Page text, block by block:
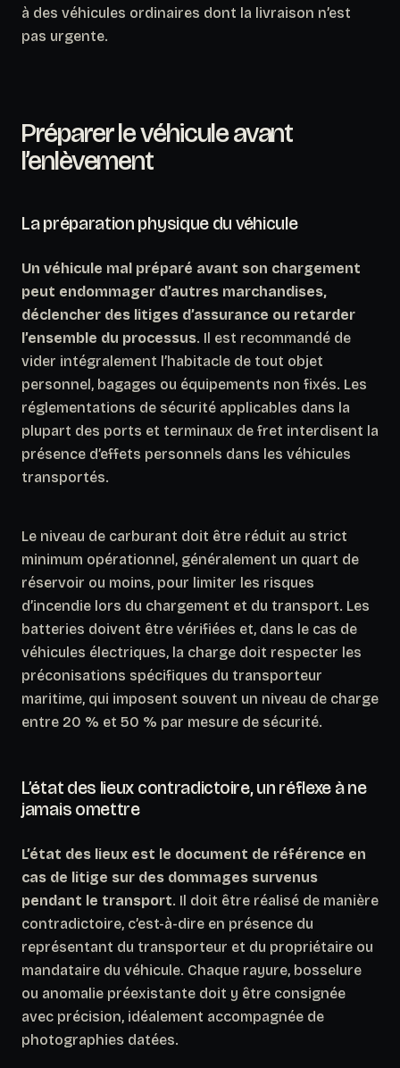
à des véhicules ordinaires dont la livraison n’est
pas urgente.
Préparer le véhicule avant
l’enlèvement
La préparation physique du véhicule
Un véhicule mal préparé avant son chargement
peut endommager d’autres marchandises,
déclencher des litiges d’assurance ou retarder
l’ensemble du processus. Il est recommandé de
vider intégralement l’habitacle de tout objet
personnel, bagages ou équipements non fixés. Les
réglementations de sécurité applicables dans la
plupart des ports et terminaux de fret interdisent la
présence d’effets personnels dans les véhicules
transportés.
Le niveau de carburant doit être réduit au strict
minimum opérationnel, généralement un quart de
réservoir ou moins, pour limiter les risques
d’incendie lors du chargement et du transport. Les
batteries doivent être vérifiées et, dans le cas de
véhicules électriques, la charge doit respecter les
préconisations spécifiques du transporteur
maritime, qui imposent souvent un niveau de charge
entre 20 % et 50 % par mesure de sécurité.
L’état des lieux contradictoire, un réflexe à ne
jamais omettre
L’état des lieux est le document de référence en
cas de litige sur des dommages survenus
pendant le transport. Il doit être réalisé de manière
contradictoire, c’est-à-dire en présence du
représentant du transporteur et du propriétaire ou
mandataire du véhicule. Chaque rayure, bosselure
ou anomalie préexistante doit y être consignée
avec précision, idéalement accompagnée de
photographies datées.